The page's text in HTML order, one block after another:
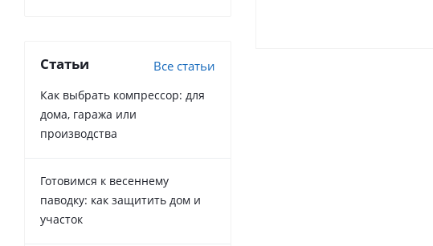
Статьи Все статьи
Как выбрать компрессор: для
дома, гаража или
производства
Готовимся к весеннему
паводку: как защитить дом и
участок